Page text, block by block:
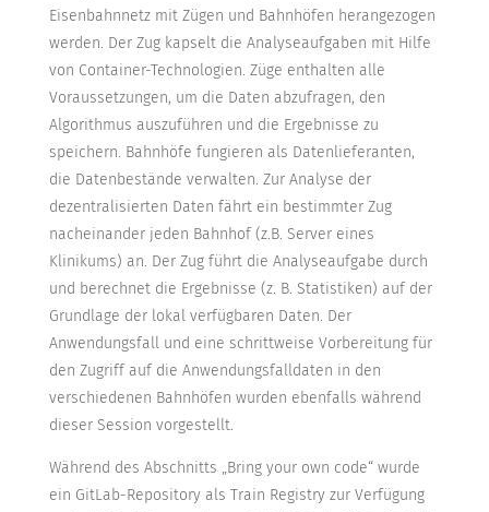
Eisenbahnnetz mit Zügen und Bahnhöfen herangezogen
werden. Der Zug kapselt die Analyseaufgaben mit Hilfe
von Container-Technologien. Züge enthalten alle
Voraussetzungen, um die Daten abzufragen, den
Algorithmus auszuführen und die Ergebnisse zu
speichern. Bahnhöfe fungieren als Datenlieferanten,
die Datenbestände verwalten. Zur Analyse der
dezentralisierten Daten fährt ein bestimmter Zug
nacheinander jeden Bahnhof (z.B. Server eines
Klinikums) an. Der Zug führt die Analyseaufgabe durch
und berechnet die Ergebnisse (z. B. Statistiken) auf der
Grundlage der lokal verfügbaren Daten. Der
Anwendungsfall und eine schrittweise Vorbereitung für
den Zugriff auf die Anwendungsfalldaten in den
verschiedenen Bahnhöfen wurden ebenfalls während
dieser Session vorgestellt.
Während des Abschnitts „Bring your own code“ wurde
ein GitLab-Repository als Train Registry zur Verfügung